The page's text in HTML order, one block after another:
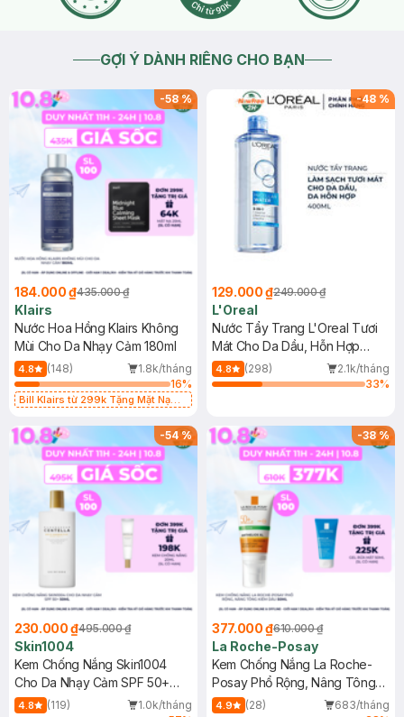
GỢI Ý DÀNH RIÊNG CHO BẠN
-58%
184.000 ₫435.000 ₫
Klairs
Nước Hoa Hồng Klairs Không
Mùi Cho Da Nhạy Cảm 180ml
4.8 (148)
1.8k/tháng
16%
Bill Klairs từ 299k Tặng Mặt Nạ
25ml (SL Có Hạn)
-48 %
129.000 ₫249.000 ₫
L'Oreal
Nước Tẩy Trang L'Oreal Tươi
Mát Cho Da Dầu, Hỗn Hợp
400ml
4.8 (298)
2.1k/tháng
33%
-54%
230.000 ₫495.000 ₫
Skin1004
Kem Chống Nắng Skin1004
Cho Da Nhạy Cảm SPF 50+
50ml
4.8 (119)
1.0k/tháng
-38%
377.000 ₫610.000 ₫
La Roche-Posay
Kem Chống Nắng La Roche-
Posay Phổ Rộng, Nâng Tông
Kiềm Dầu 50ml
4.9 (28)
683/tháng